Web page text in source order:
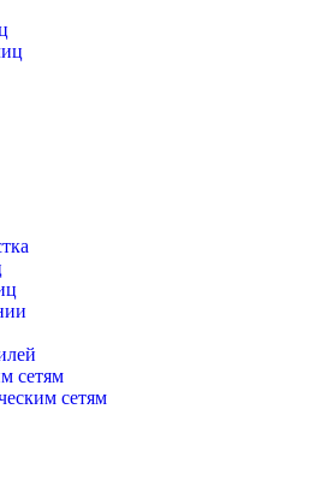
сетям
сетям